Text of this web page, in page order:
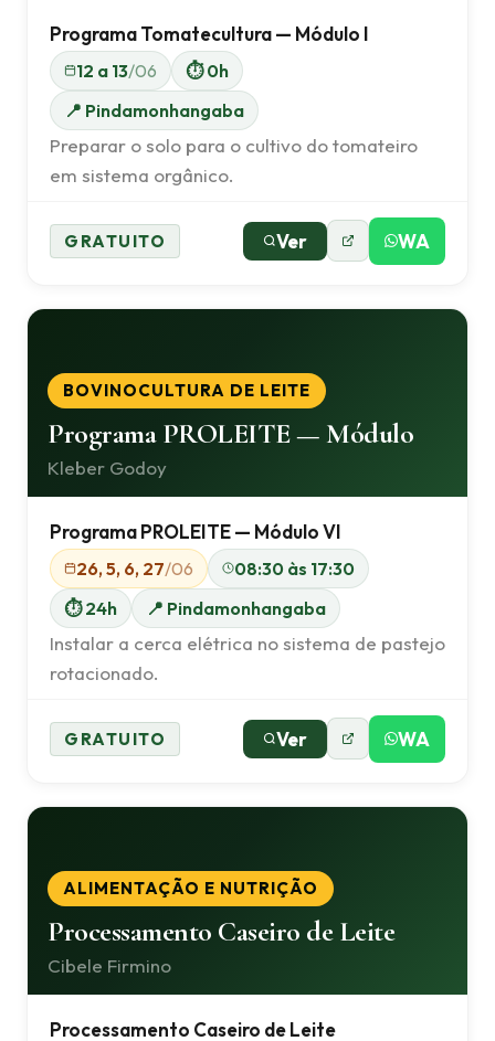
Programa Tomatecultura — Módulo I
12 a 13/06
⏱ 0h
📍 Pindamonhangaba
Preparar o solo para o cultivo do tomateiro
em sistema orgânico.
GRATUITO Ver WA
BOVINOCULTURA DE LEITE
Programa PROLEITE — Módulo
Kleber Godoy
Programa PROLEITE — Módulo VI
26, 5, 6, 27/06
08:30 às 17:30
⏱ 24h
📍 Pindamonhangaba
Instalar a cerca elétrica no sistema de pastejo
rotacionado.
GRATUITO Ver WA
ALIMENTAÇÃO E NUTRIÇÃO
Processamento Caseiro de Leite
Cibele Firmino
Processamento Caseiro de Leite